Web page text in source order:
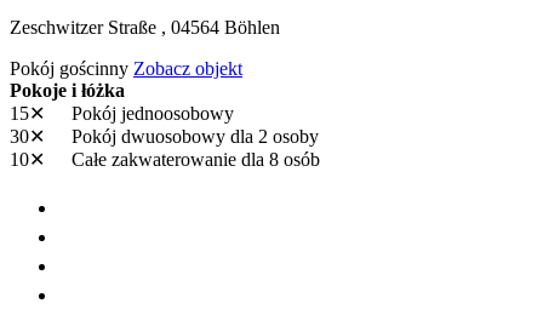
Zeschwitzer Straße , 04564 Böhlen
Pokój gościnny Zobacz objekt
Pokoje i łóżka
15✕
Pokój jednoosobowy
30✕
Pokój dwuosobowy dla 2 osoby
10✕
Całe zakwaterowanie dla 8 osób